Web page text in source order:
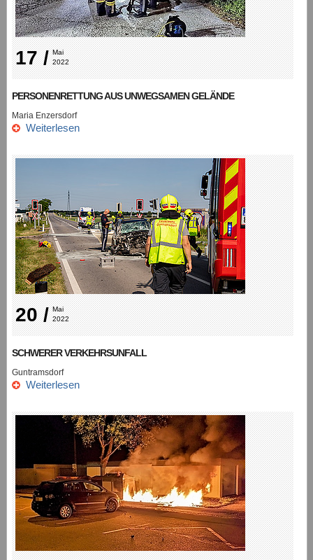
17 / Mai
2022
PERSONENRETTUNG AUS UNWEGSAMEN GELÄNDE
Maria Enzersdorf
Weiterlesen
20 / Mai
2022
SCHWERER VERKEHRSUNFALL
Guntramsdorf
Weiterlesen